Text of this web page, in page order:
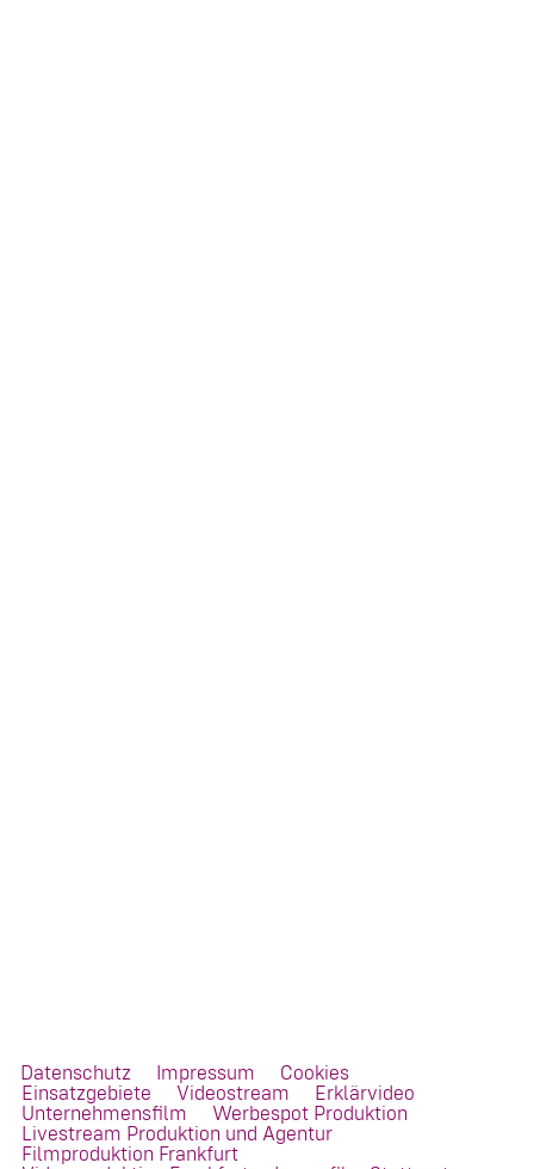
Datenschutz Impressum
Cookies
Einsatzgebiete
Videostream
Erklärvideo
Unternehmensfilm
Werbespot Produktion
Livestream Produktion und Agentur
Filmproduktion Frankfurt